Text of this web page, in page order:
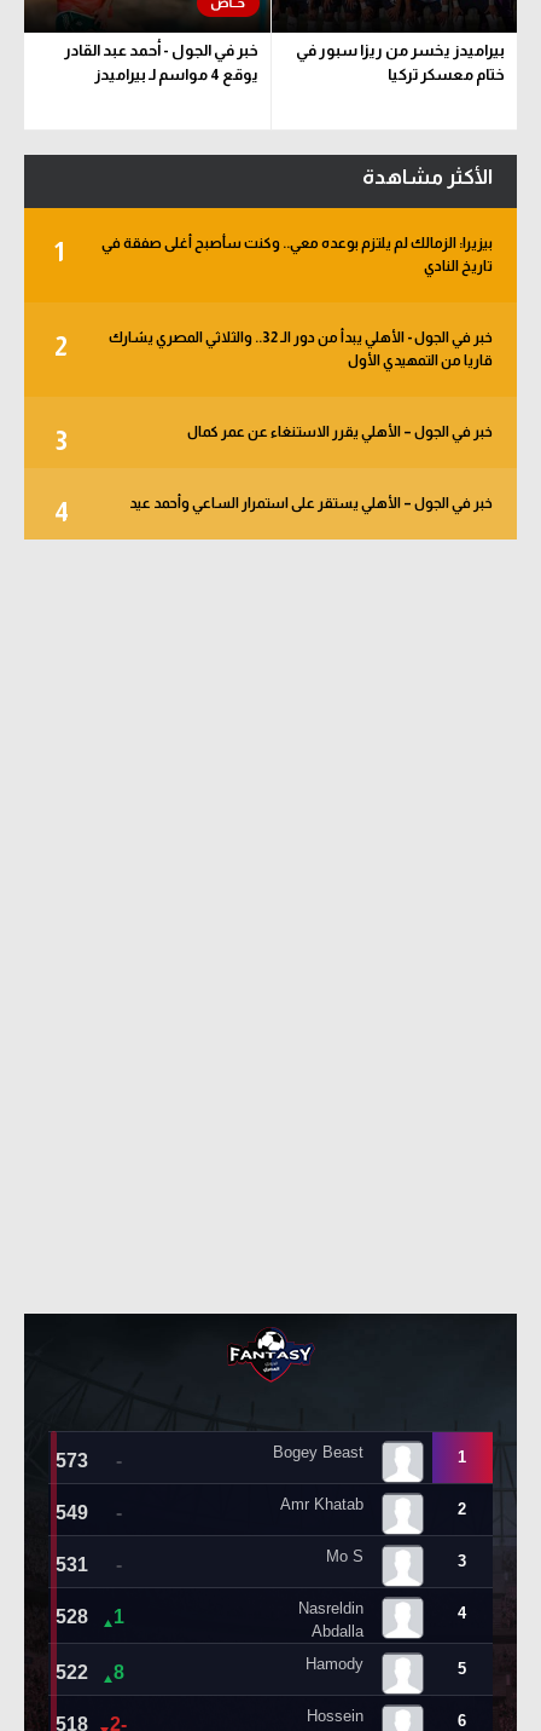
بيراميدز يخسر من ريزا سبور في
ختام معسكر تركيا
خبر في الجول - أحمد عبد القادر
يوقع 4 مواسم لـ بيراميدز
الأكثر مشاهدة
1
بيزيرا: الزمالك لم يلتزم بوعده معي.. وكنت سأصبح أغلى صفقة في
تاريخ النادي
2
خبر في الجول - الأهلي يبدأ من دور الـ 32.. والثلاثي المصري يشارك
قاريا من التمهيدي الأول
3 خبر في الجول – الأهلي يقرر الاستنغاء عن عمر كمال
4 خبر في الجول – الأهلي يستقر على استمرار الساعي وأحمد عيد